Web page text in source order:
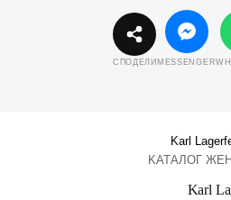
СПОДЕЛИ MESSENGER
KАТАЛОГ
Karl